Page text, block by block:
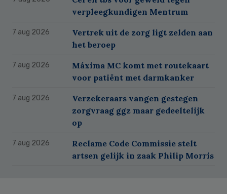
verpleegkundigen Mentrum
7 aug 2026
Vertrek uit de zorg ligt zelden aan
het beroep
7 aug 2026
Máxima MC komt met routekaart
voor patiënt met darmkanker
7 aug 2026
Verzekeraars vangen gestegen
zorgvraag ggz maar gedeeltelijk
op
7 aug 2026
Reclame Code Commissie stelt
artsen gelijk in zaak Philip Morris